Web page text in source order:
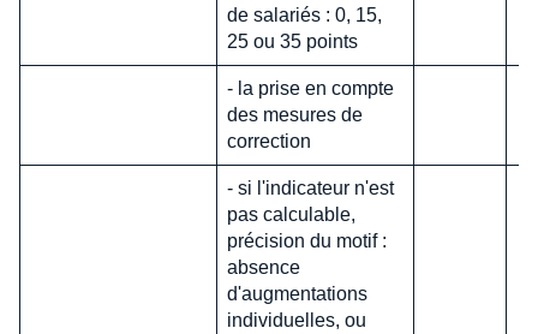
de salariés : 0, 15,
25 ou 35 points
- la prise en compte
des mesures de
correction
- si l'indicateur n'est
pas calculable,
précision du motif :
absence
d'augmentations
individuelles, ou